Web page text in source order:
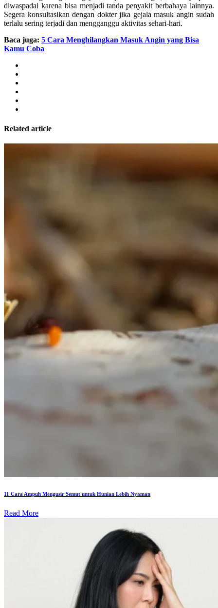
diwaspadai karena bisa menjadi tanda penyakit berbahaya lainnya.
Segera konsultasikan dengan dokter jika gejala masuk angin sudah
terlalu sering terjadi dan mengganggu aktivitas sehari-hari.
Baca juga: 5 Cara Menghilangkan Masuk Angin yang Bisa
Kamu Coba
Related article
11 Cara Ampuh Mengusir Semut untuk Hunian Lebih Nyaman
Read More